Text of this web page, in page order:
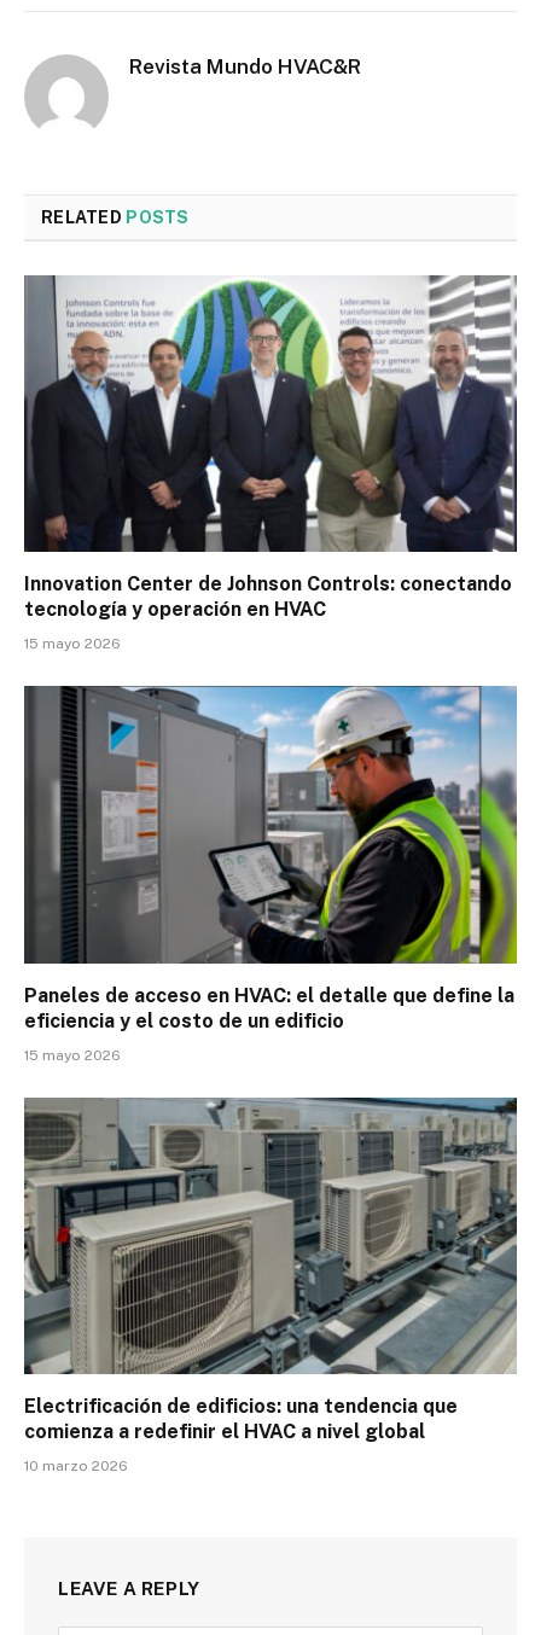
Revista Mundo HVAC&R
RELATED POSTS
Innovation Center de Johnson Controls: conectando
tecnología y operación en HVAC
15 mayo 2026
Paneles de acceso en HVAC: el detalle que define la
eficiencia y el costo de un edificio
15 mayo 2026
Electrificación de edificios: una tendencia que
comienza a redefinir el HVAC a nivel global
10 marzo 2026
LEAVE A REPLY